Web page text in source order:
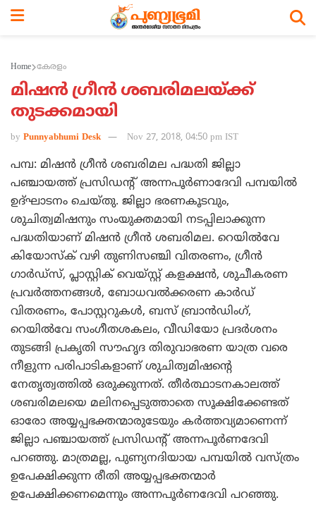
Home കേരളം
മിഷന്‍ ഗ്രീന്‍ ശബരിമലയ്ക്ക്
തുടക്കമായി
by Punnyabhumi Desk Nov 27, 2018, 04:50 pm IST
പമ്പ: മിഷന്‍ ഗ്രീന്‍ ശബരിമല പദ്ധതി ജില്ലാ
പഞ്ചായത്ത് പ്രസിഡന്റ് അന്നപൂര്‍ണാദേവി പമ്പയില്‍
ഉദ്ഘാടനം ചെയ്തു. ജില്ലാ ഭരണകൂടവും,
ശുചിത്വമിഷനും സംയുക്തമായി നടപ്പിലാക്കുന്ന
പദ്ധതിയാണ് മിഷന്‍ ഗ്രീന്‍ ശബരിമല. റെയില്‍വേ
കിയോസ്‌ക് വഴി തുണിസഞ്ചി വിതരണം, ഗ്രീന്‍
ഗാര്‍ഡ്‌സ്, പ്ലാസ്റ്റിക് വെയ്സ്റ്റ് കളക്ഷന്‍, ശുചീകരണ
പ്രവര്‍ത്തനങ്ങള്‍, ബോധവല്‍ക്കരണ കാര്‍ഡ്
വിതരണം, പോസ്റ്ററുകള്‍, ബസ് ബ്രാന്‍ഡിംഗ്,
റെയില്‍വേ സംഗീതശകലം, വീഡിയോ പ്രദര്‍ശനം
തുടങ്ങി പ്രകൃതി സൗഹൃദ തിരുവാഭരണ യാത്ര വരെ
നീളുന്ന പരിപാടികളാണ് ശുചിത്വമിഷന്റെ
നേതൃത്വത്തില്‍ ഒരുക്കുന്നത്. തീര്‍ത്ഥാടനകാലത്ത്
ശബരിമലയെ മലിനപ്പെടുത്താതെ സൂക്ഷിക്കേണ്ടത്
ഓരോ അയ്യപ്പഭക്തന്മാരുടേയും കര്‍ത്തവ്യമാണെന്ന്
ജില്ലാ പഞ്ചായത്ത് പ്രസിഡന്റ് അന്നപൂര്‍ണദേവി
പറഞ്ഞു. മാത്രമല്ല, പുണ്യനദിയായ പമ്പയില്‍ വസ്ത്രം
ഉപേക്ഷിക്കുന്ന രീതി അയ്യപ്പഭക്തന്മാര്‍
ഉപേക്ഷിക്കണമെന്നും അന്നപൂര്‍ണദേവി പറഞ്ഞു.